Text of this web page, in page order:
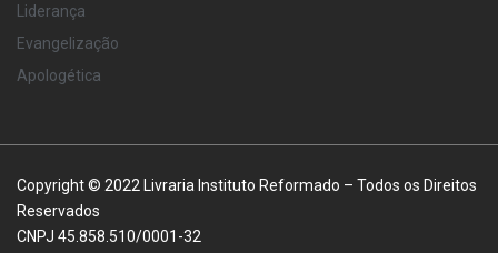
Liderança
Evangelização
Apologética
Copyright © 2022 Livraria Instituto Reformado – Todos os Direitos
Reservados
CNPJ 45.858.510/0001-32